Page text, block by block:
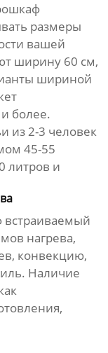
размеры
вашей
ширину 60 см,
шириной
более.
из 2-3 человек
45-55
литров и
встраиваемый
нагрева,
конвекцию,
Наличие